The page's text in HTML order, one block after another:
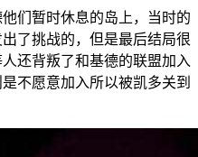
们暂时休息的岛上，当时的
了挑战的，但是最后结局很
还背叛了和基德的联盟加入
不愿意加入所以被凯多关到